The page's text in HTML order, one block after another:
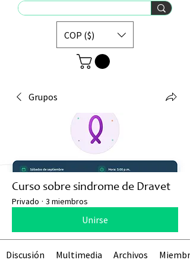
COP ($)
Grupos
Curso sobre sindrome de Dravet
Privado · 3 miembros
Unirse
Discusión Multimedia Archivos